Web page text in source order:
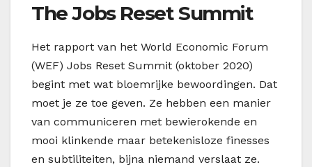
The Jobs Reset Summit
Het rapport van het World Economic Forum
(WEF) Jobs Reset Summit (oktober 2020)
begint met wat bloemrijke bewoordingen. Dat
moet je ze toe geven. Ze hebben een manier
van communiceren met bewierokende en
mooi klinkende maar betekenisloze finesses
en subtiliteiten, bijna niemand verslaat ze.